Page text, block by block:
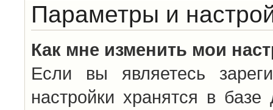
Параметры и
Как мне изменить мои
Если вы являетесь
настройки хранятся в